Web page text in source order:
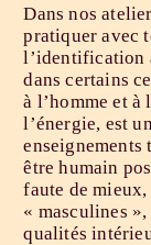
Dans nos
pratiquer avec
l’identification
dans certains
à l’homme et à
l’énergie, est
être humain
faute de
« masculines
qualités